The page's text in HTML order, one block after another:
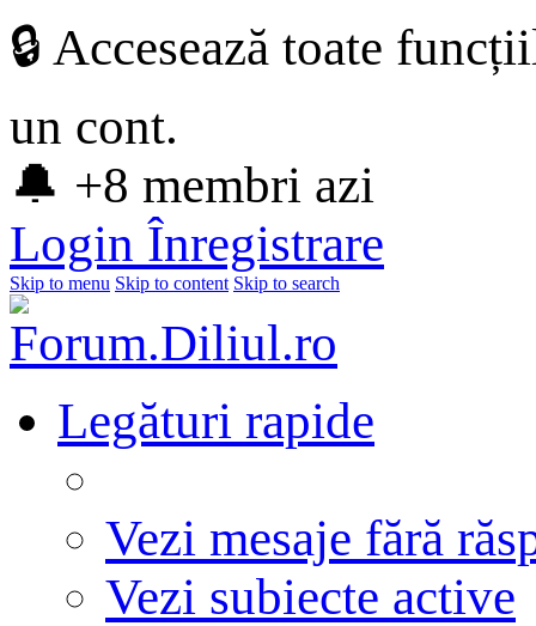
🔒 Accesează toate
un cont.
🔔 +8 membri azi
Login Înregistrare
Skip to menu Skip to content Skip to search
Legături rapide
Vezi mesaje fără
Vezi subiecte active